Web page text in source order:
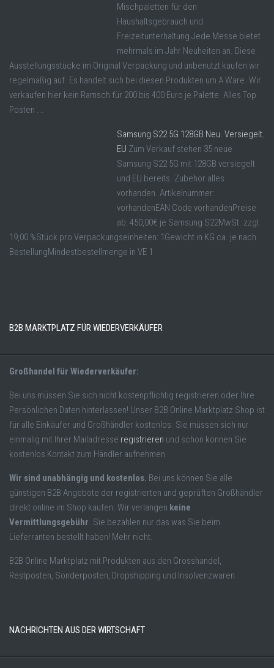
Mischpaletten für den
Haushaltsgebrauch und
Freizeitunterhaltung Jede Messe bietet
mehrmals im Jahr Neuheiten an. Diese
Ausstellungsstücke im Original Verpackung und unbenutzt kaufen wir
regelmäßig auf. Es handelt sich bei diesen Produkten um A Ware. Wir
verkaufen hier kein Ramsch für 200 bis 400 Euro je Palette. Alles Top
Posten ...
Samsung S22 5G 128GB Neu. Versiegelt.
EU Zum Verkauf stehen 35 neue
Samsung S22 5G mit 128GB versiegelt
und EU bereits. Zubehör alles
vorhanden. Artikelnummer:
vorhandenEAN Code vorhandenPreise
ab: 450,00€ je Samsung S22MwSt. zzgl.
19,00 %Stück pro Verpackungseinheiten: 1Gewicht in KG ca. je nach
BestellungMindestbestellmenge in VE 1
B2B MARKTPLATZ FÜR WIEDERVERKÄUFER
Großhandel für Wiederverkäufer:
Bei uns müssen Sie sich nicht kostenpflichtig registrieren oder Ihre
Persönlichen Daten hinterlassen! Unser B2B Online Marktplatz Shop ist
für alle Einkäufer und Großhändler kostenlos. Sie müssen sich nur
einmalig mit Ihrer Mailadresse registrieren und schon können Sie
kostenlos Kontakt zum Händler aufnehmen.
Wir sind unabhängig und kostenlos. Bei uns können Sie alle
günstigen B2B Angebote der registrierten und geprüften Großhändler
direkt online im Shop kaufen. Wir verlangen keine
Vermittlungsgebühr. Sie bezahlen nur das was Sie beim
Lieferranten bestellt haben! Mehr nicht.
B2B Online Marktplatz mit Produkten aus den Grosshandel,
Restposten, Sonderposten, Dropshipping und Insolvenzwaren.
NACHRICHTEN AUS DER WIRTSCHAFT